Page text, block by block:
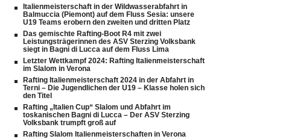
Italienmeisterschaft in der Wildwasserabfahrt in
Balmuccia (Piemont) auf dem Fluss Sesia: unsere
U19 Teams erobern den zweiten und dritten Platz
Das gemischte Rafting-Boot R4 mit zwei
Leistungsträgerinnen des ASV Sterzing Volksbank
siegt in Bagni di Lucca auf dem Fluss Lima
Letzter Wettkampf 2024: Rafting Italienmeisterschaft
im Slalom in Verona
Rafting Italienmeisterschaft 2024 in der Abfahrt in
Terni – Die Jugendlichen der U19 – Klasse holen sich
den Titel
Rafting „Italien Cup“ Slalom und Abfahrt im
toskanischen Bagni di Lucca – Der ASV Sterzing
Volksbank trumpft groß auf
Rafting Slalom Italienmeisterschaften in Verona